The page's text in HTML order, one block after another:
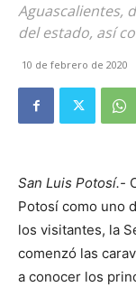
Aguascalientes,
del estado, así
10 de febrero de 2020
San Luis Potosí.-
Potosí como uno
los visitantes, la
comenzó las
a conocer los